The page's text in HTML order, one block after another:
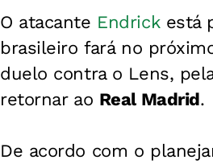
O atacante Endrickestá
brasileiro fará no
duelo contra o Lens,
retornar ao Real Madrid.
De acordo com o